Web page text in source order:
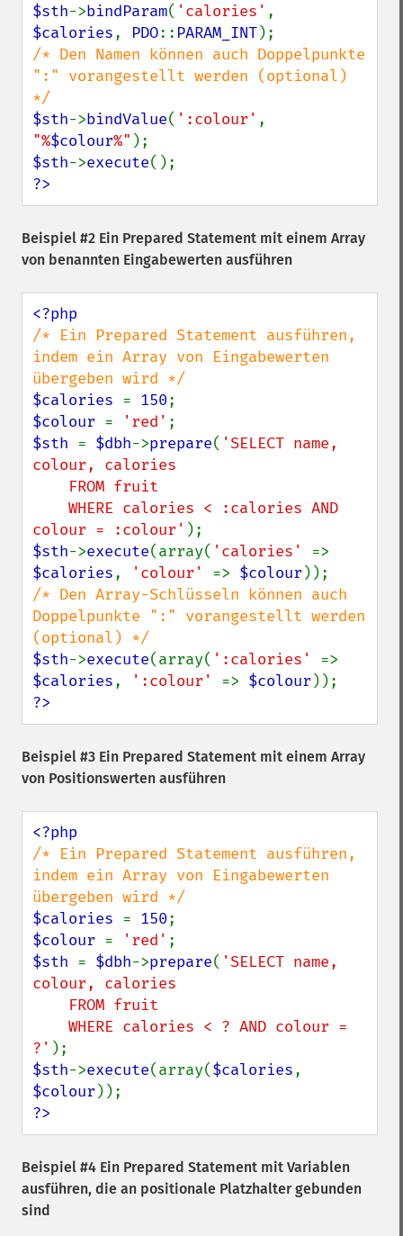
$sth->bindParam( 'calories'
$calories, PDO:: PARAM_INT
/* Den Namen können auch Doppelpunkte
":" vorangestellt werden (optional)
$sth->bindValue( ':colour'
"%$colour%"
$sth->execute
?>
Beispiel #2 Ein Prepared Statement mit einem Array
von benannten Eingabewerten ausführen
/* Ein Prepared Statement ausführen,
indem ein Array von Eingabewerten
$calories = 150
$colour = 'red'
$sth = $dbh->prepare( 'SELECT name,
colour, calories
colour = :colour'
$sth->execute(array( 'calories'
$calories, 'colour' => $colour
/* Den Array-Schlüsseln können auch
Doppelpunkte ":" vorangestellt werden
$sth->execute(array( ':calories'
$calories, ':colour' => $colour
?>
Beispiel #3 Ein Prepared Statement mit einem Array
von Positionswerten ausführen
/* Ein Prepared Statement ausführen,
indem ein Array von Eingabewerten
$calories = 150
$colour = 'red'
$sth = $dbh->prepare( 'SELECT name,
colour, calories
?'
$sth->execute(array($calories
$colour
?>
Beispiel #4 Ein Prepared Statement mit Variablen
ausführen, die an positionale Platzhalter gebunden
sind